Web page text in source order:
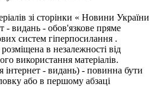
зі сторінки « Новини України
- видань - обов'язкове пряме
систем гіперпосилання .
в незалежності від
використання матеріалів.
інтернет - видань) - повинна бути
або в першому абзаці